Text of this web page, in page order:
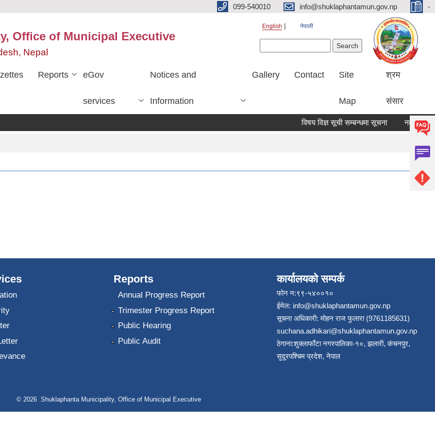
099-540010 info@shuklaphantamun.gov.np -
Office of Municipal Executive
Nepal
English नेपाली
Reports eGov
services
Notices and
Information
Gallery Contact Site
Map
श्रम
संसार
विषय विज्ञ सूची सम्बन्धमा सूचना नदीजन्य
Reports
Annual Progress Report
Trimester Progress Report
Public Hearing
Public Audit
कार्यालयको सम्पर्क
फोन न:९९-५४००१०
ईमेल: info@shuklaphantamun.gov.np
सूचना अधिकारी: मोहन राज फुलारा (9761185631)
suchana.adhikari@shuklaphantamun.gov.np
ठेगाना:शुक्लाफाँटा नगरपालिका-१०, झलारी, कंचनपुर,
सुदूरपश्चिम प्रदेश, नेपाल
© 2026 Shuklaphanta Municipality, Office of Municipal Executive